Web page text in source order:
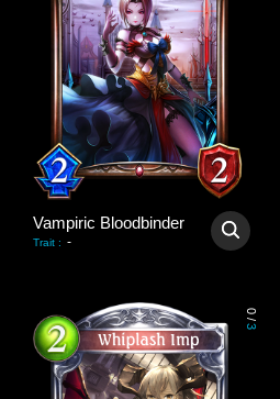
Vampiric Bloodbinder
Trait : -
0
/
3